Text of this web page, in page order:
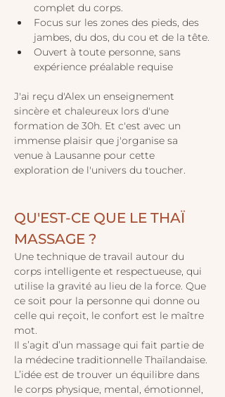
complet du corps.
Focus sur les zones des pieds, des
jambes, du dos, du cou et de la tête.
Ouvert à toute personne, sans
expérience préalable requise
J'ai reçu d'Alex un enseignement
sincère et chaleureux lors d'une
formation de 30h. Et c'est avec un
immense plaisir que j'organise sa
venue à Lausanne pour cette
exploration de l'univers du toucher.
QU'EST-CE QUE LE THAÏ
MASSAGE ?
Une technique de travail autour du
corps intelligente et respectueuse, qui
utilise la gravité au lieu de la force. Que
ce soit pour la personne qui donne ou
celle qui reçoit, le confort est le maître
mot.
Il s’agit d’un massage qui fait partie de
la médecine traditionnelle Thaïlandaise.
L’idée est de trouver un équilibre dans
le corps physique, mental, émotionnel,